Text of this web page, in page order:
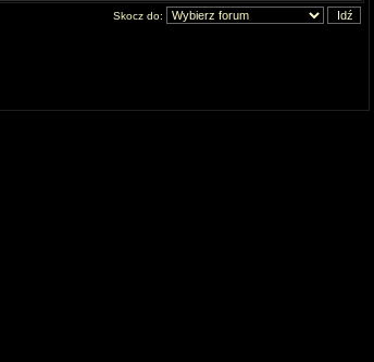
Skocz do: